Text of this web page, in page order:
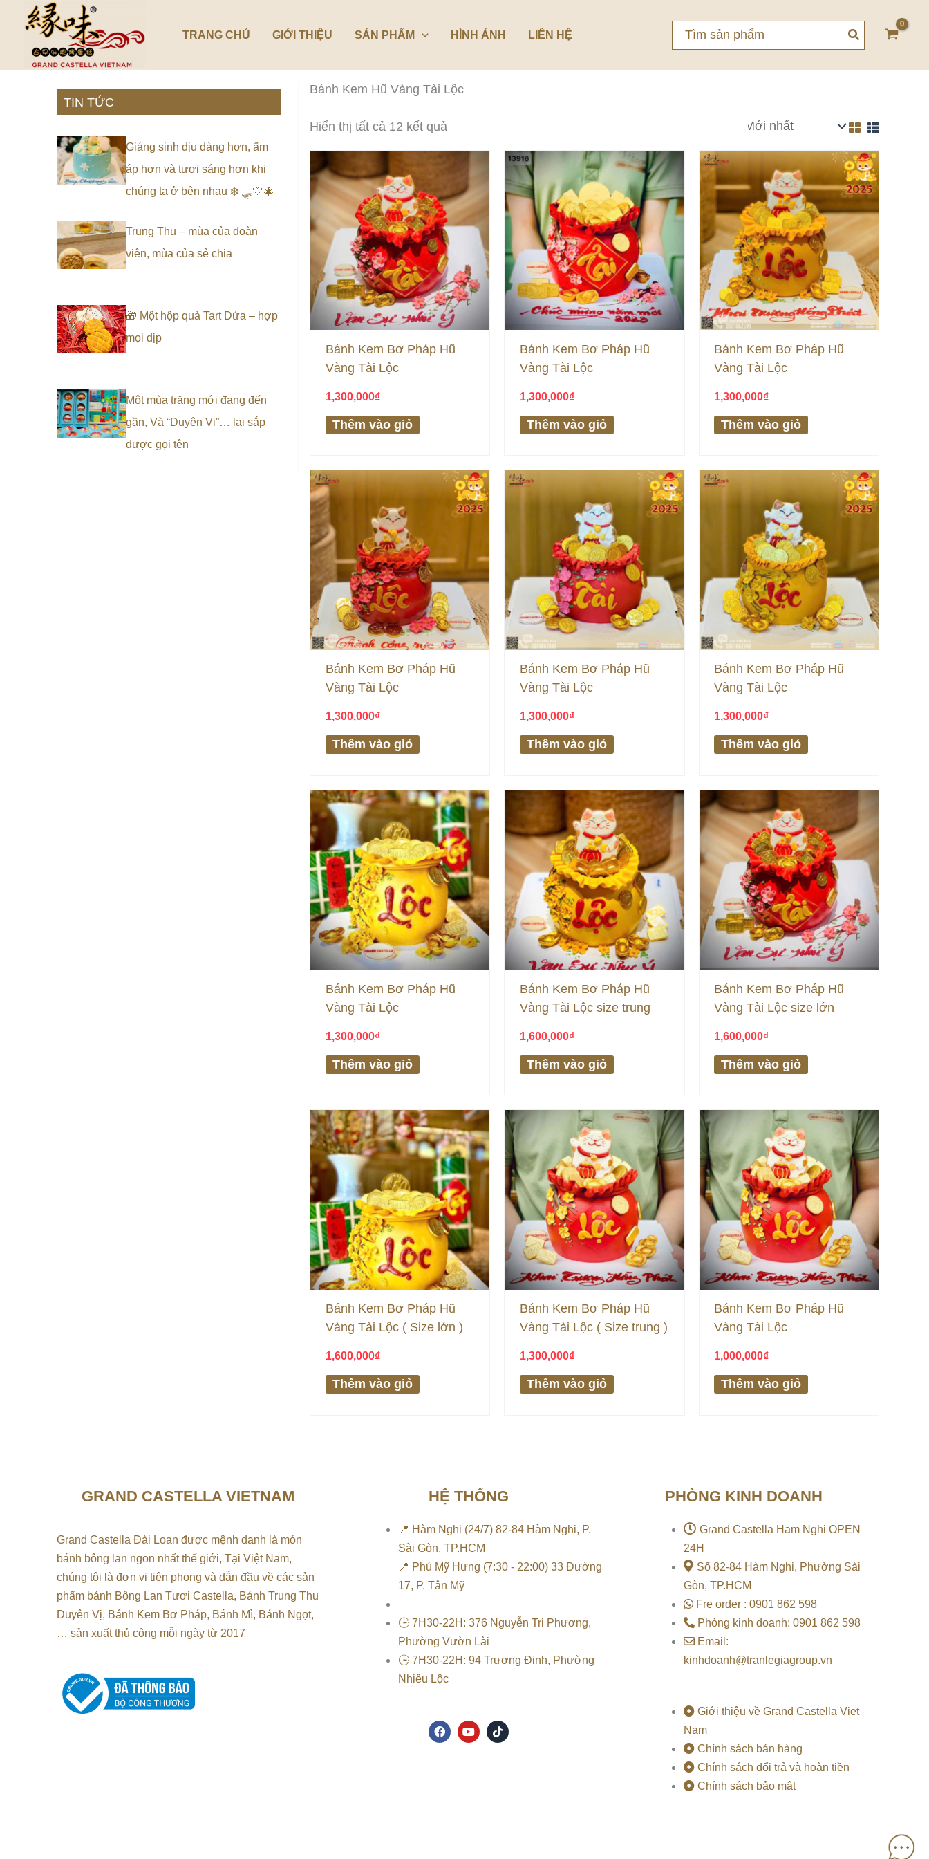
TRANG CHỦ GIỚI THIỆU SẢN PHẨM HÌNH ẢNH LIÊN HỆ
Search
for:
TIN TỨC
Giáng sinh dịu dàng hơn, ấm
áp hơn và tươi sáng hơn khi
chúng ta ở bên nhau ❄️ 🛷🤍🎄
Trung Thu – mùa của đoàn
viên, mùa của sẻ chia
🎁 Một hộp quà Tart Dứa – hợp
mọi dịp
Một mùa trăng mới đang đến
gần, Và “Duyên Vị”… lại sắp
được gọi tên
Bánh Kem Hũ Vàng Tài Lộc
Hiển thị tất cả 12 kết quả
xếp
theo
nhất
Bánh Kem Bơ Pháp Hũ
Vàng Tài Lộc
1,300,000₫
Thêm vào giỏ
Bánh Kem Bơ Pháp Hũ
Vàng Tài Lộc
1,300,000₫
Thêm vào giỏ
Bánh Kem Bơ Pháp Hũ
Vàng Tài Lộc
1,300,000₫
Thêm vào giỏ
Bánh Kem Bơ Pháp Hũ
Vàng Tài Lộc
1,300,000₫
Thêm vào giỏ
Bánh Kem Bơ Pháp Hũ
Vàng Tài Lộc
1,300,000₫
Thêm vào giỏ
Bánh Kem Bơ Pháp Hũ
Vàng Tài Lộc
1,300,000₫
Thêm vào giỏ
Bánh Kem Bơ Pháp Hũ
Vàng Tài Lộc
1,300,000₫
Thêm vào giỏ
Bánh Kem Bơ Pháp Hũ
Vàng Tài Lộc size trung
1,600,000₫
Thêm vào giỏ
Bánh Kem Bơ Pháp Hũ
Vàng Tài Lộc size lớn
1,600,000₫
Thêm vào giỏ
Bánh Kem Bơ Pháp Hũ
Vàng Tài Lộc ( Size lớn )
1,600,000₫
Thêm vào giỏ
Bánh Kem Bơ Pháp Hũ
Vàng Tài Lộc ( Size trung )
1,300,000₫
Thêm vào giỏ
Bánh Kem Bơ Pháp Hũ
Vàng Tài Lộc
1,000,000₫
Thêm vào giỏ
GRAND CASTELLA VIETNAM
Grand Castella Đài Loan được mệnh danh là món
bánh bông lan ngon nhất thế giới, Tại Việt Nam,
chúng tôi là đơn vị tiên phong và dẫn đầu về các sản
phẩm bánh Bông Lan Tươi Castella, Bánh Trung Thu
Duyên Vị, Bánh Kem Bơ Pháp, Bánh Mì, Bánh Ngọt,
… sản xuất thủ công mỗi ngày từ 2017
HỆ THỐNG
📍 Hàm Nghi (24/7) 82-84 Hàm Nghi, P.
Sài Gòn, TP.HCM
📍 Phú Mỹ Hưng (7:30 - 22:00) 33 Đường
17, P. Tân Mỹ
🕒 7H30-22H: 376 Nguyễn Tri Phương,
Phường Vườn Lài
🕒 7H30-22H: 94 Trương Định, Phường
Nhiêu Lộc
F
a
Y
o
T
i
PHÒNG KINH DOANH
Grand Castella Ham Nghi OPEN
24H
Số 82-84 Hàm Nghi, Phường Sài
Gòn, TP.HCM
Fre order : 0901 862 598
Phòng kinh doanh: 0901 862 598
Email:
kinhdoanh@tranlegiagroup.vn
Giới thiệu về Grand Castella Viet
Nam
Chính sách bán hàng
Chính sách đổi trả và hoàn tiền
Chính sách bảo mật